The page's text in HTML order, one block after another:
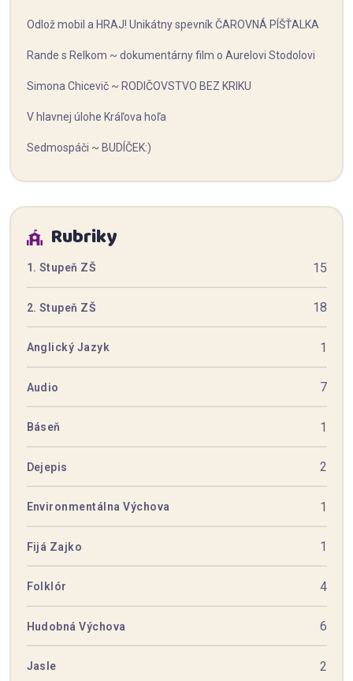
Odlož mobil a HRAJ! Unikátny spevník ČAROVNÁ PÍŠŤALKA
Rande s Relkom ~ dokumentárny film o Aurelovi Stodolovi
Simona Chicevič ~ RODIČOVSTVO BEZ KRIKU
V hlavnej úlohe Kráľova hoľa
Sedmospáči ~ BUDÍČEK:)
Rubriky
1. Stupeň ZŠ 15
2. Stupeň ZŠ 18
Anglický Jazyk 1
Audio 7
Báseň 1
Dejepis 2
Environmentálna Výchova 1
Fijá Zajko 1
Folklór 4
Hudobná Výchova 6
Jasle 2